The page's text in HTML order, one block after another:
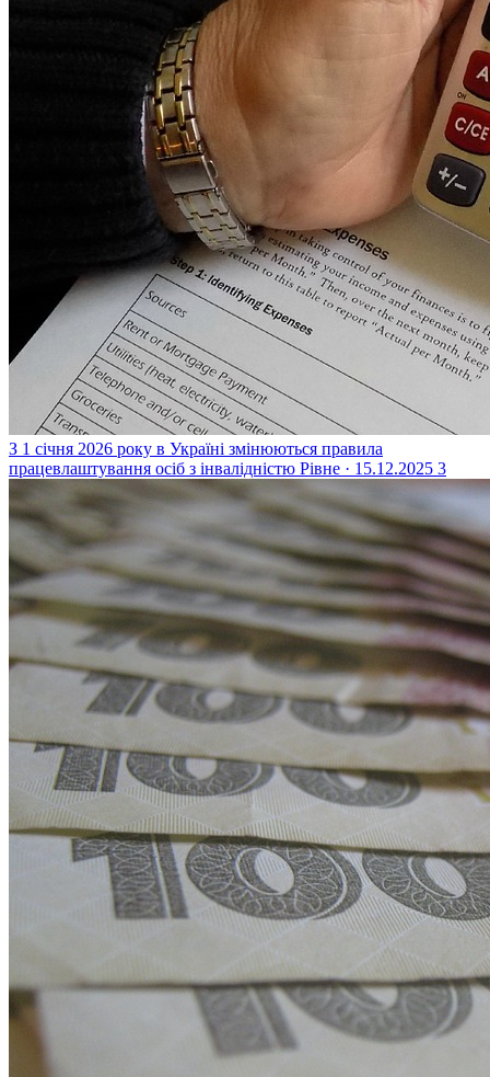
З 1 січня 2026 року в Україні змінюються правила
працевлаштування осіб з інвалідністю Рівне · 15.12.2025 3